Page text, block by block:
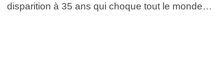
disparition à 35 ans qui choque tout le monde…